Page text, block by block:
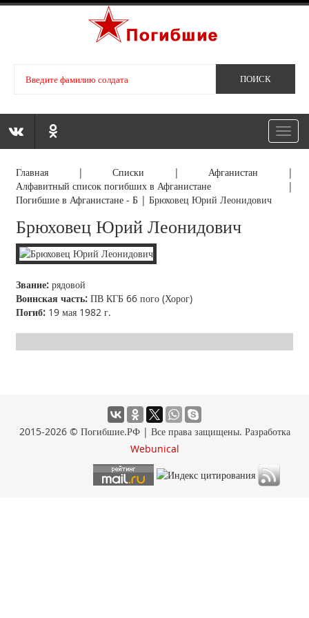
Главная |Списки | Афганистан |
Алфавитный список погибших в Афганистане |
Погибшие в Афганистане - Б |Брюховец Юрий Леонидович
Брюховец Юрий Леонидович
Звание: рядовой
Воинская часть: ПВ КГБ 66 пого (Хорог)
Погиб: 19 мая 1982 г.
2015-2026 © Погибшие.РФ | Все права защищены. Разработка
Webunical